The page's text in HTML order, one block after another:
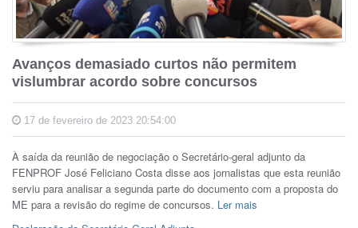
Avanços demasiado curtos não permitem
vislumbrar acordo sobre concursos
17 de fevereiro de 2023 20:54:00
À saída da reunião de negociação o Secretário-geral adjunto da
FENPROF José Feliciano Costa disse aos jornalistas que esta reunião
serviu para analisar a segunda parte do documento com a proposta do
ME para a revisão do regime de concursos. Ler mais